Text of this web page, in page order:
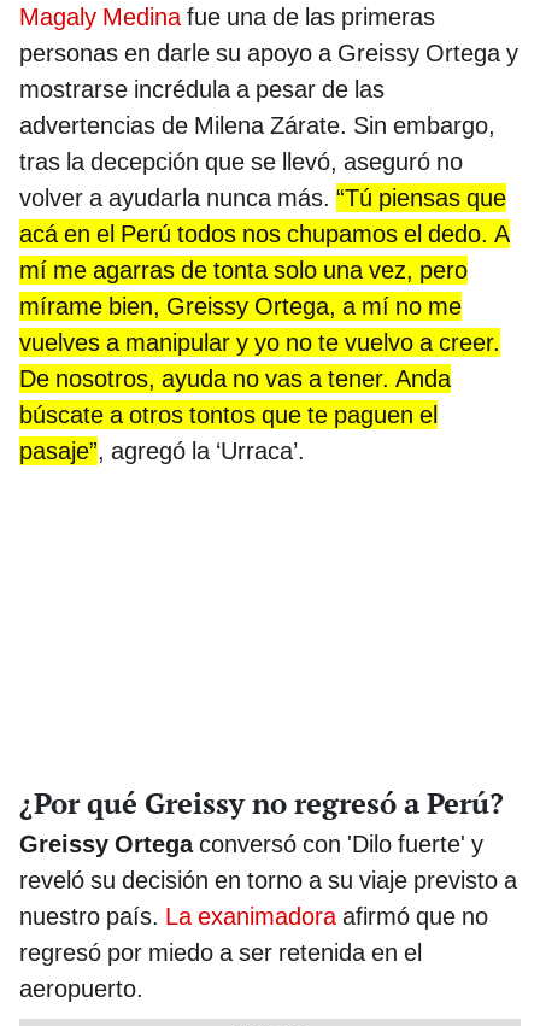
Magaly Medinafue una de las primeras
personas en darle su apoyo a Greissy Ortega y
mostrarse incrédula a pesar de las
advertencias de Milena Zárate. Sin embargo,
tras la decepción que se llevó, aseguró no
volver a ayudarla nunca más. “Tú piensas que
acá en el Perú todos nos chupamos el dedo. A
mí me agarras de tonta solo una vez, pero
mírame bien, Greissy Ortega, a mí no me
vuelves a manipular y yo no te vuelvo a creer.
De nosotros, ayuda no vas a tener. Anda
búscate a otros tontos que te paguen el
pasaje”, agregó la ‘Urraca’.
¿Por qué Greissy no regresó a Perú?
Greissy Ortegaconversó con 'Dilo fuerte' y
reveló su decisión en torno a su viaje previsto a
nuestro país. La exanimadoraafirmó que no
regresó por miedo a ser retenida en el
aeropuerto.